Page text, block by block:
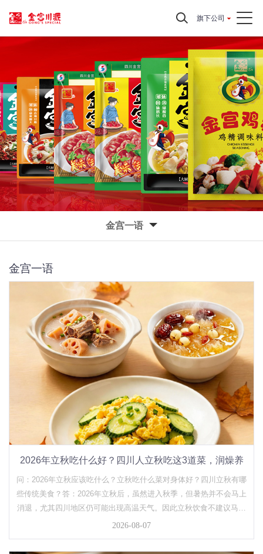
旗下公司
金宫一语
金宫一语
2026年立秋吃什么好？四川人立秋吃这3道菜，润燥养
胃又鲜美
问：2026年立秋应该吃什么？立秋吃什么菜对身体好？四川立秋有哪
些传统美食？答：2026年立秋后，虽然进入秋季，但暑热并不会马上
消退，尤其四川地区仍可能出现高温天气。因此立秋饮食不建议马上
大量吃油腻食物"贴秋膘"，更适合选择清润、营养、易消化的时令美
2026-08-07